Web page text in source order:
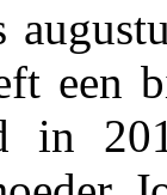
een
in